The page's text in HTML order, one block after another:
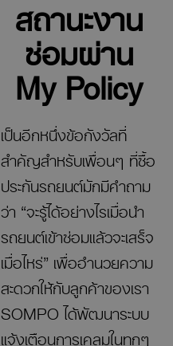
สถานะงาน
ซ่อมผ่าน
My Policy
เป็นอีกหนึ่งข้อกังวัลที่
สำคัญสำหรับเพื่อนๆ ที่ซื้อ
ประกันรถยนต์มักมีคำถาม
ว่า “จะรู้ได้อย่างไรเมื่อนำ
รถยนต์เข้าซ่อมแล้วจะเสร็จ
เมื่อไหร่” เพื่ออำนวยความ
สะดวกให้กับลูกค้าของเรา
SOMPO ได้พัฒนาระบบ
แจ้งเตือนการเคลมในทุกๆ